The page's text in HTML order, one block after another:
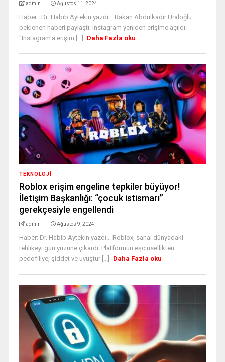
admin Ağustos 11, 2024
Haber : Dr Habib Aytekin yazdı... Bakan Abdulkadir Uraloğlu
beklenen haberi paylaştı: Instagram yeniden erişime açıldı.
"Instagram'a erişim [...]
Daha Fazla oku
TEKNOLOJİ
Roblox erişim engeline tepkiler büyüyor!
İletişim Başkanlığı: “çocuk istismarı”
gerekçesiyle engellendi
admin Ağustos 9, 2024
Haber: Dr. Habib Aytekin yazdı... Roblox, sanal dünyadaki
tehlikeyi gün yüzüne çıkardı. Platformun eşcinsellikten
pedofiliye, şiddet ve uyuştur [...]
Daha Fazla oku